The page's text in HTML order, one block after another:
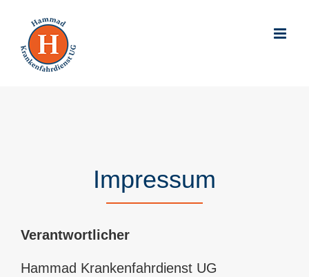
content
Impressum
Verantwortlicher
Hammad Krankenfahrdienst UG